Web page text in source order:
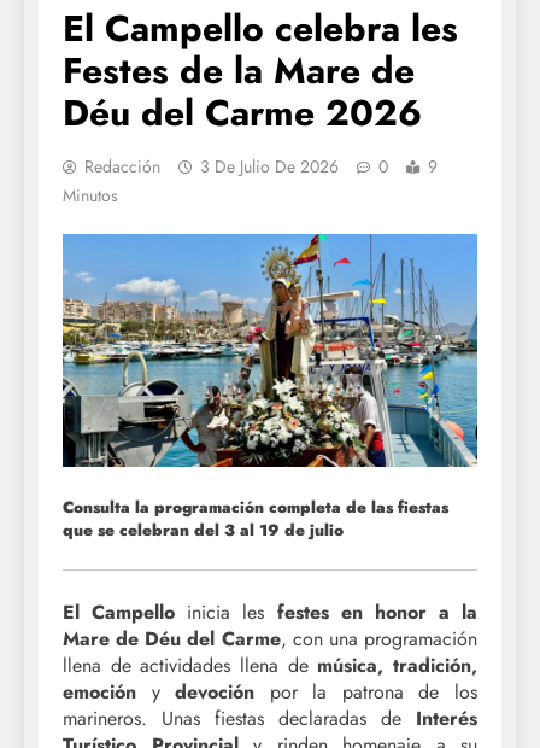
El Campello celebra les
Festes de la Mare de
Déu del Carme 2026
Redacción 3 De Julio De 2026 0
9
Minutos
Consulta la programación completa de las fiestas
que se celebran del 3 al 19 de julio
El Campello inicia les festes en honor a la
Mare de Déu del Carme, con una programación
llena de actividades llena de música, tradición,
emoción ydevoción por la patrona de los
marineros. Unas fiestas declaradas de Interés